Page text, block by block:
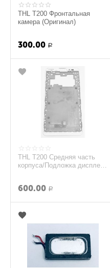
THL T200 Фронтальная
камера (Оригинал)
300.00 Р
THL T200 Средняя часть
корпуса/Подложка дисплея
600.00 Р